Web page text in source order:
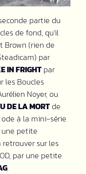
partie du
de fond, qu’il
Brown (rien de
par
IN FRIGHT par
les Boucles
Noyer, ou
DE LA MORT de
ode à la mini-série
petite
sur les
par une petite
.